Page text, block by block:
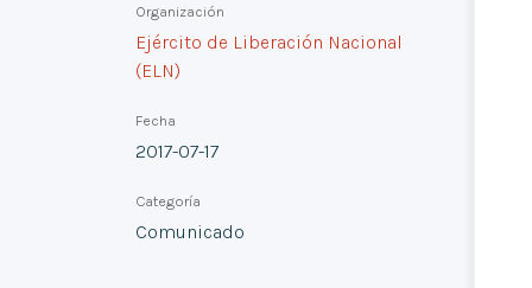
Organización
Ejército de Liberación Nacional
(ELN)
Fecha
2017-07-17
Categoría
Comunicado